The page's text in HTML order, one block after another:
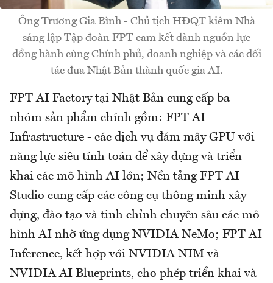
Ông Trương Gia Bình - Chủ tịch HĐQT kiêm Nhà
sáng lập Tập đoàn FPT cam kết dành nguồn lực
đồng hành cùng Chính phủ, doanh nghiệp và các đối
tác đưa Nhật Bản thành quốc gia AI.
FPT AI Factory tại Nhật Bản cung cấp ba
nhóm sản phẩm chính gồm: FPT AI
Infrastructure - các dịch vụ đám mây GPU với
năng lực siêu tính toán để xây dựng và triển
khai các mô hình AI lớn; Nền tảng FPT AI
Studio cung cấp các công cụ thông minh xây
dựng, đào tạo và tinh chỉnh chuyên sâu các mô
hình AI nhờ ứng dụng NVIDIA NeMo; FPT AI
Inference, kết hợp với NVIDIA NIM và
NVIDIA AI Blueprints, cho phép triển khai và